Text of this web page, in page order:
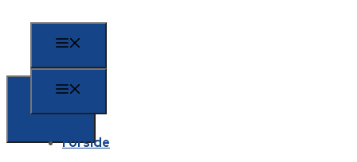
Forside